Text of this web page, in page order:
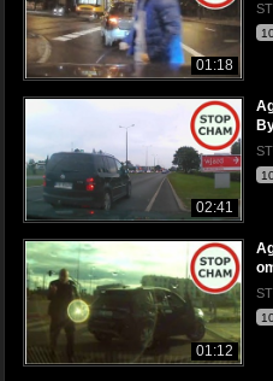
01:18
02:41
01:12